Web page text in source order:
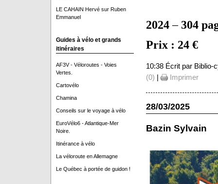
LE CAHAIN Hervésur Ruben
Emmanuel
Guides à vélo et grands
itinéraires
AF3V - Véloroutes - Voies
Vertes.
Cartovélo
Chamina
Conseils sur le voyage à vélo
EuroVélo6 - Atlantique-Mer
Noire.
Itinérance à vélo
La véloroute en Allemagne
Le Québec à portée de guidon !
2024– 304
Prix : 24 €
10:38 Écrit par Biblio-
(0) | Imprimer
28/03/2025
Bazin Sylvain